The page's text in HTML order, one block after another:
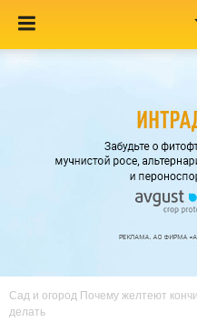
Сад и огород Почему желтеют
делать